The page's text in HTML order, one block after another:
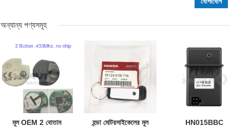
অন্যান্য পণ্যসমূহ
মূল OEM 2 বোতাম
হন্ডা মোটরসাইকেলের মূল
HN015BBC